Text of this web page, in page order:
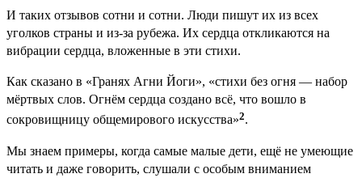
И таких отзывов сотни и сотни. Люди пишут их из всех
уголков страны и из-за рубежа. Их сердца откликаются на
вибрации сердца, вложенные в эти стихи.
Как сказано в «Гранях Агни Йоги», «стихи без огня — набор
мёртвых слов. Огнём сердца создано всё, что вошло в
сокровищницу общемирового искусства»2.
Мы знаем примеры, когда самые малые дети, ещё не умеющие
читать и даже говорить, слушали с особым вниманием